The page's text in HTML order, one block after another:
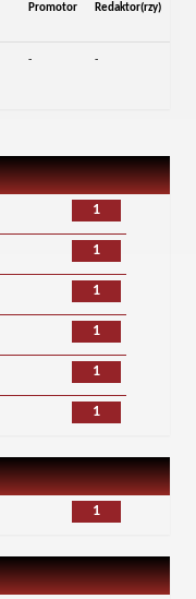
Promotor Redaktor(rzy)
- -
1
1
1
1
1
1
1